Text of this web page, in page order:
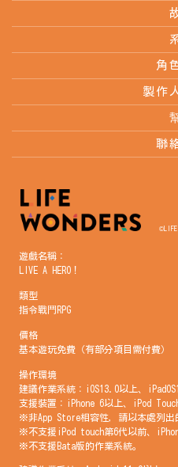
角
製作
聯
©LIFE
遊戲名稱：
LIVE A HERO！
類型
指令戰鬥RPG
價格
基本遊玩免費（有部分項目需付費）
操作環境
建議作業系統：iOS13.0以上、
支援裝置：iPhone 6以上、iPod
※非App Store相容性，請以本處列出
※不支援iPod touch第6代以前、
※不支援Bata版的作業系統。